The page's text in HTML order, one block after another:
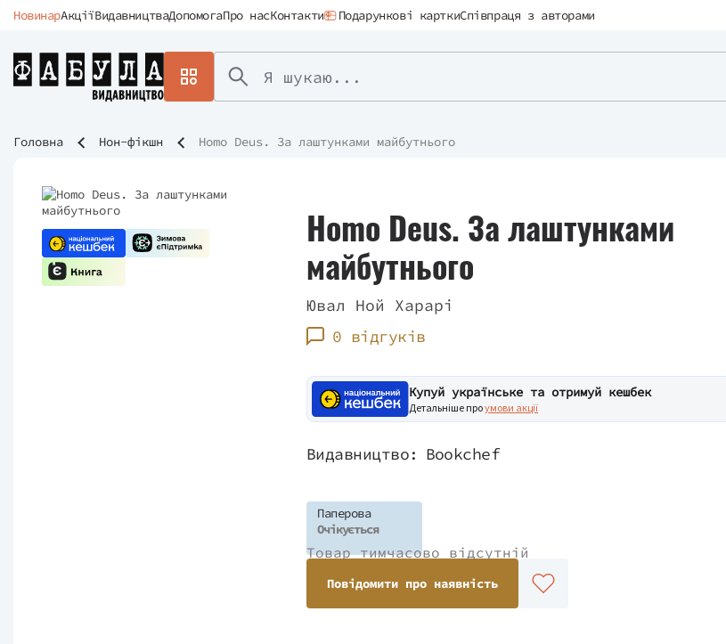
НовинарАкціїВидавництваДопомогаПро насКонтакти Подарункові карткиСпівпраця з авторами
Головна Нон-фікшн Homo Deus. За лаштунками майбутнього
Homo Deus. За лаштунками
майбутнього
Ювал Ной Харарі
0 відгуків
Купуй українське та отримуй кешбек
Детальніше проумови акції
Видавництво: Bookchef
Паперова
Очікується
Товар тимчасово відсутній
Повідомити про наявність